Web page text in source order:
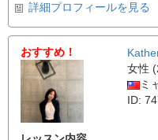
詳細プロフィールを見る
おすすめ！
女性
ミ
ID: